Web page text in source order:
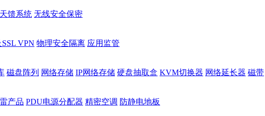
天馈系统 无线安全保密
VPN 物理安全隔离 应用监管
磁盘阵列 网络存储 IP网络存储 硬盘抽取盒 KVM切换器 网络延长器 磁带
产品 PDU电源分配器 精密空调 防静电地板